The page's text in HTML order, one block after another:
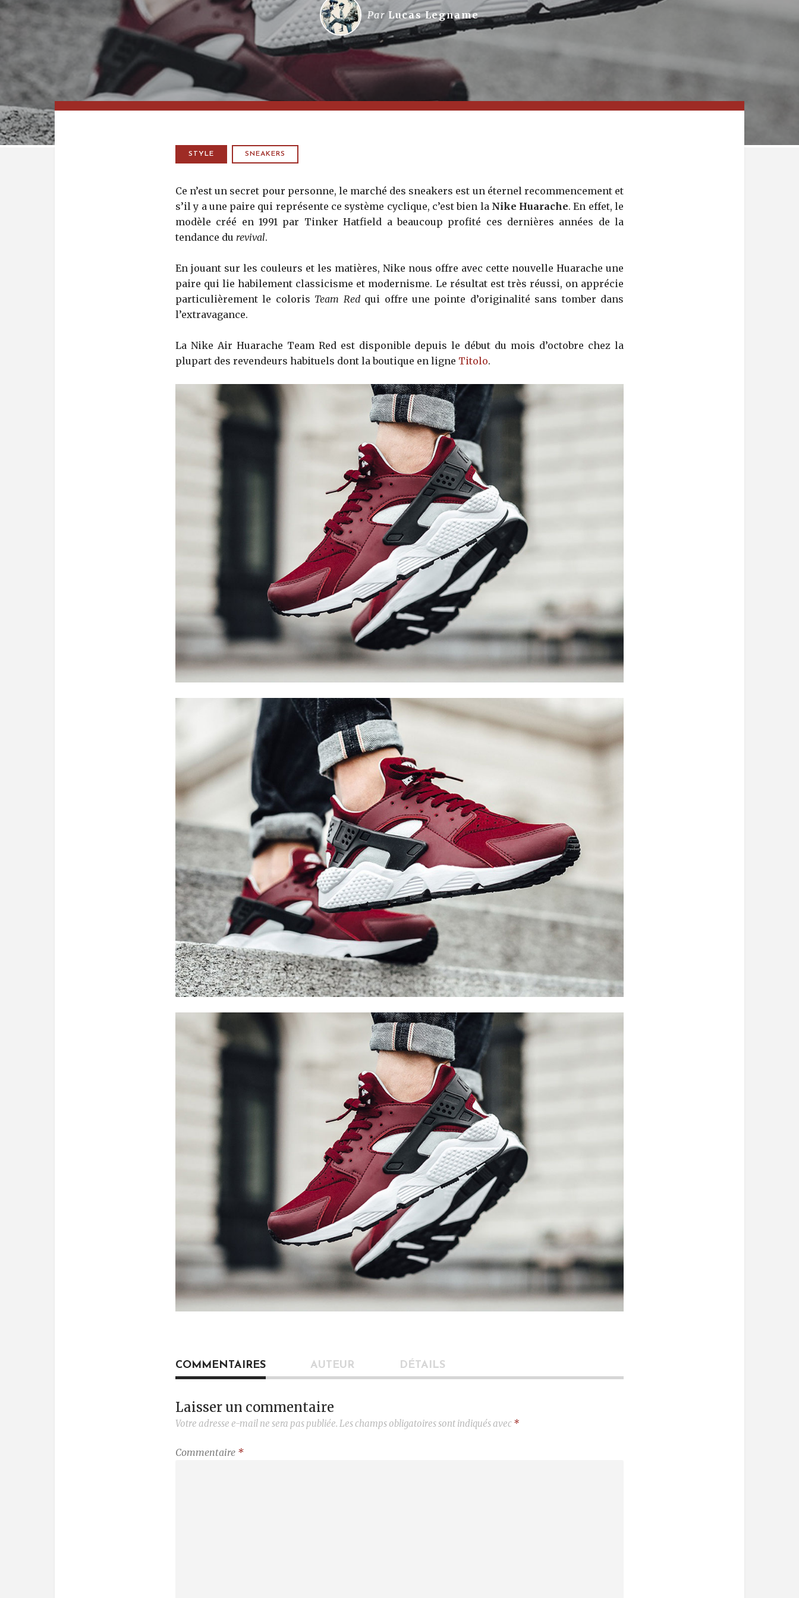
ParLucas Legname
STYLE SNEAKERS
Ce n’est un secret pour personne, le marché des sneakers est un éternel recommencement et
s’il y a une paire qui représente ce système cyclique, c’est bien la Nike Huarache. En effet, le
modèle créé en 1991 par Tinker Hatfield a beaucoup profité ces dernières années de la
tendance du revival.
En jouant sur les couleurs et les matières, Nike nous offre avec cette nouvelle Huarache une
paire qui lie habilement classicisme et modernisme. Le résultat est très réussi, on apprécie
particulièrement le coloris Team Redqui offre une pointe d’originalité sans tomber dans
l’extravagance.
La Nike Air Huarache Team Red est disponible depuis le début du mois d’octobre chez la
plupart des revendeurs habituels dont la boutique en ligne Titolo.
COMMENTAIRES AUTEUR DÉTAILS
Laisser un commentaire
Votre adresse e-mail ne sera pas publiée. Les champs obligatoires sont indiqués avec *
Commentaire *